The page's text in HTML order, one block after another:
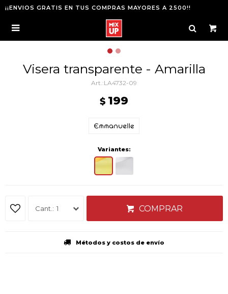
¡¡ENVIOS GRATIS EN TUS COMPRAS MAYORES A 2500!!

Visera transparente - Amarilla
LA4732-09
$ 199
Variantes:
1 COMPRAR
Métodos y costos de envío